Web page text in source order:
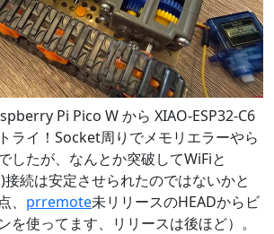
Pi Pico W から XIAO-ESP32-C6
ライ！Socket周りでメモリエラーやら
したが、なんとか突破してWiFiと
接続は安定させられたのではないかと
prremote未リリースのHEADからビ
を使ってます、リリースは後ほど）。